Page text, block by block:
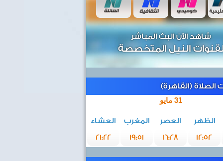
شاهد الآن البث المباشر
النيل المتخصصة
الصلاة (القاهرة)
31 مايو
الظهر العصر المغرب
العشاء
12:52
16:28
19:51
21:22